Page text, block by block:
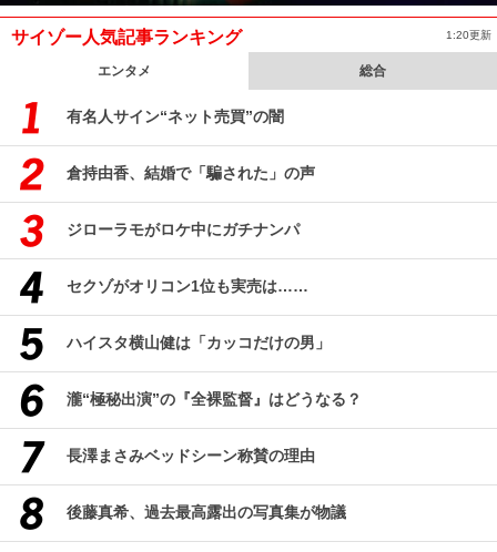
サイゾー人気記事ランキング 1:20更新
エンタメ 総合
有名人サイン“ネット売買”の闇
倉持由香、結婚で「騙された」の声
ジローラモがロケ中にガチナンパ
セクゾがオリコン1位も実売は……
ハイスタ横山健は「カッコだけの男」
瀧“極秘出演”の『全裸監督』はどうなる？
長澤まさみベッドシーン称賛の理由
後藤真希、過去最高露出の写真集が物議